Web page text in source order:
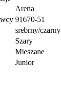
Arena
91670-51
srebrny/czarny
Szary
Mieszane
Junior